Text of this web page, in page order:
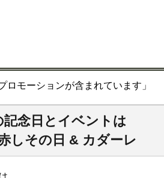
ロモーションが含まれています」
記念日とイベントは
しその日 & カダーレ
は